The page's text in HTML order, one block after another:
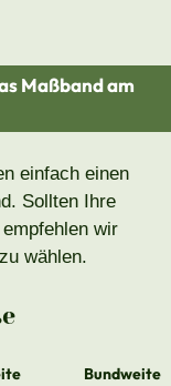
Maßband am
einfach einen
Sollten Ihre
wir
wählen.
Bundweite